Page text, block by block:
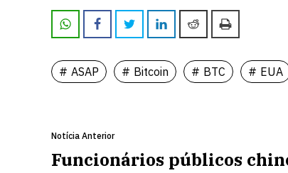
ASAP Bitcoin BTC EUA
Notícia Anterior
Funcionários públicos